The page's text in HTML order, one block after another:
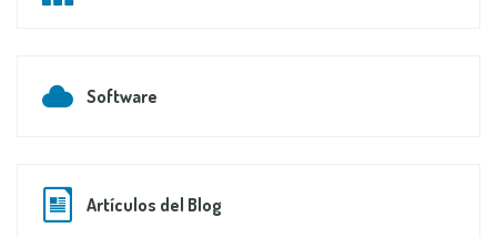
Software
Artículos del Blog